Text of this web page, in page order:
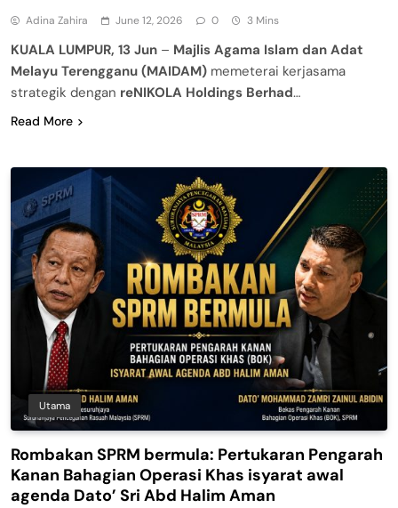
Adina Zahira June 12, 2026 0 3 Mins
KUALA LUMPUR, 13 Jun – Majlis Agama Islam dan Adat
Melayu Terengganu (MAIDAM) memeterai kerjasama
strategik dengan reNIKOLA Holdings Berhad…
Read More
Utama
Rombakan SPRM bermula: Pertukaran Pengarah
Kanan Bahagian Operasi Khas isyarat awal
agenda Dato’ Sri Abd Halim Aman